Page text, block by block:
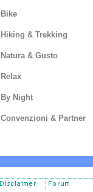
Bike
Hiking & Trekking
Natura & Gusto
Relax
By Night
Convenzioni & Partner